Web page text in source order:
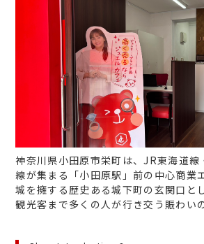
神奈川県小田原市栄町は、JR東海道線
線が集まる「小田原駅」前の中心商業
城を擁する歴史ある城下町の玄関口と
観光客まで多くの人が行き交う賑わい